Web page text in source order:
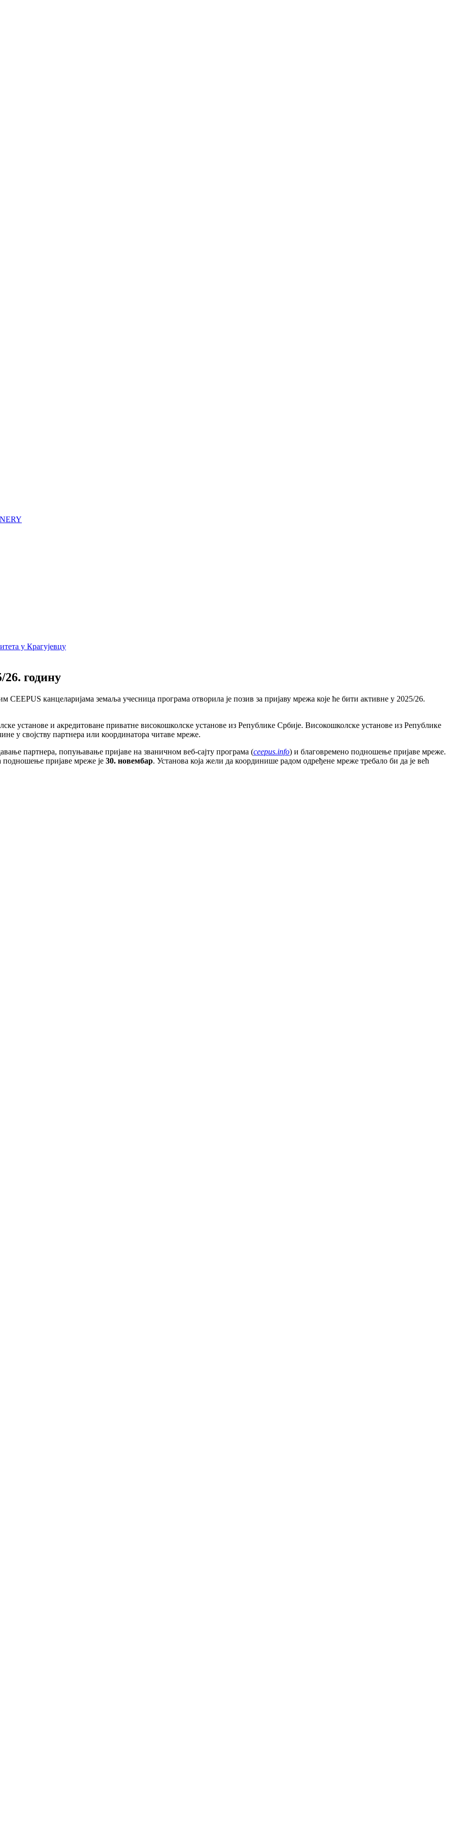
26. годину
канцеларијама земаља учесница програма отворила је позив за пријаву мрежа које ће бити активне у 2025/26.
установе и акредитоване приватне високошколске установе из Републике Србије. Високошколске установе из Републике
у својству партнера или координатора читаве мреже.
партнера, попуњавање пријаве на званичном веб-сајту програма (ceepus.info) и благовремено подношење пријаве мреже.
подношење пријаве мреже је 30. новембар. Установа која жели да координише радом одређене мреже требало би да је већ